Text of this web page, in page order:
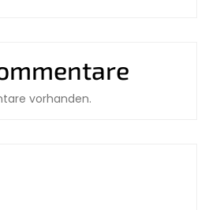
vorhanden.